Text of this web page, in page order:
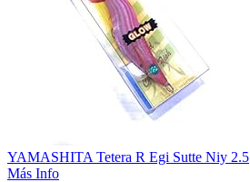
YAMASHITA Tetera R Egi Sutte Niy 2.5
Más Info